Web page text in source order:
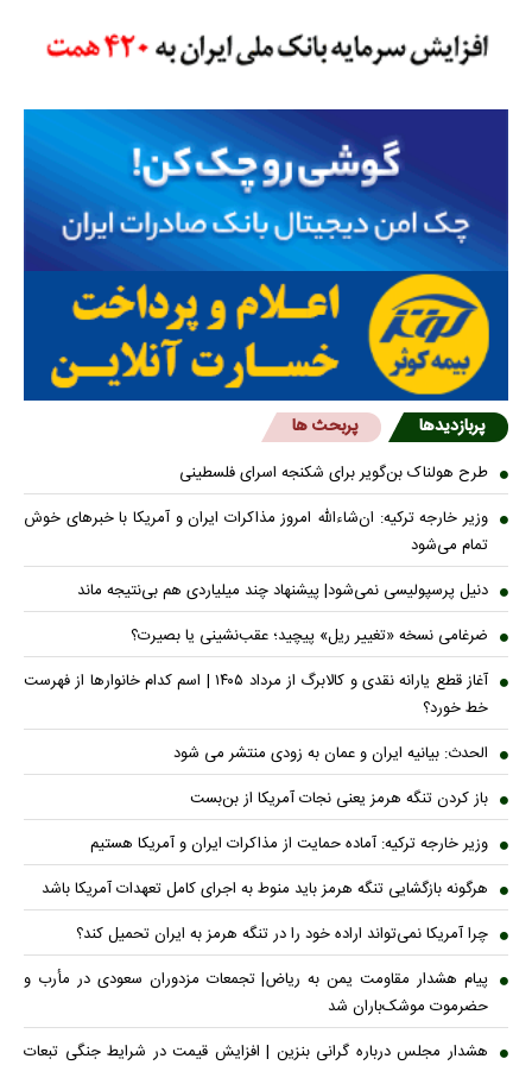
پربازدیدها پربحث ها
طرح هولناک بن‌گویر برای شکنجه اسرای فلسطینی
وزیر خارجه ترکیه: ان‌شاءالله امروز مذاکرات ایران و آمریکا با خبرهای خوش
تمام می‌شود
دنیل پرسپولیسی نمی‌شود| پیشنهاد چند میلیاردی هم بی‌نتیجه ماند
ضرغامی نسخه «تغییر ریل» پیچید؛ عقب‌نشینی یا بصیرت؟
آغاز قطع یارانه نقدی و کالابرگ از مرداد ۱۴۰۵ | اسم کدام خانوار‌ها از فهرست
خط خورد؟
الحدث: بیانیه ایران و عمان به زودی منتشر می شود
باز کردن تنگه هرمز یعنی نجات آمریکا از بن‌بست
وزیر خارجه ترکیه: آماده حمایت از مذاکرات ایران و آمریکا هستیم
هرگونه بازگشایی تنگه هرمز باید منوط به اجرای کامل تعهدات آمریکا باشد
چرا آمریکا نمی‌تواند اراده خود را در تنگه هرمز به ایران تحمیل کند؟
پیام هشدار مقاومت یمن به ریاض| تجمعات مزدوران سعودی در مأرب و
حضرموت موشک‌باران شد
هشدار مجلس درباره گرانی بنزین | افزایش قیمت در شرایط جنگی تبعات